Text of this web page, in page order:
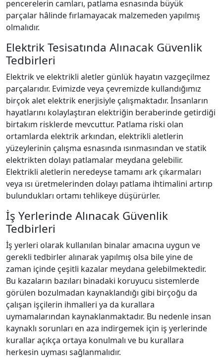
pencerelerin camları, patlama esnasında büyük
parçalar hâlinde fırlamayacak malzemeden yapılmış
olmalıdır.
Elektrik Tesisatında Alınacak Güvenlik
Tedbirleri
Elektrik ve elektrikli aletler günlük hayatın vazgeçilmez
parçalarıdır. Evimizde veya çevremizde kullandığımız
birçok alet elektrik enerjisiyle çalışmaktadır. İnsanların
hayatlarını kolaylaştıran elektriğin beraberinde getirdiği
birtakım risklerde mevcuttur. Patlama riski olan
ortamlarda elektrik arkından, elektrikli aletlerin
yüzeylerinin çalışma esnasında ısınmasından ve statik
elektrikten dolayı patlamalar meydana gelebilir.
Elektrikli aletlerin neredeyse tamamı ark çıkarmaları
veya ısı üretmelerinden dolayı patlama ihtimalini artırıp
bulundukları ortamı tehlikeye düşürürler.
İş Yerlerinde Alınacak Güvenlik
Tedbirleri
İş yerleri olarak kullanılan binalar amacına uygun ve
gerekli tedbirler alınarak yapılmış olsa bile yine de
zaman içinde çeşitli kazalar meydana gelebilmektedir.
Bu kazaların bazıları binadaki koruyucu sistemlerde
görülen bozulmadan kaynaklandığı gibi birçoğu da
çalışan işçilerin ihmalleri ya da kurallara
uymamalarından kaynaklanmaktadır. Bu nedenle insan
kaynaklı sorunları en aza indirgemek için iş yerlerinde
kurallar açıkça ortaya konulmalı ve bu kurallara
herkesin uyması sağlanmalıdır.